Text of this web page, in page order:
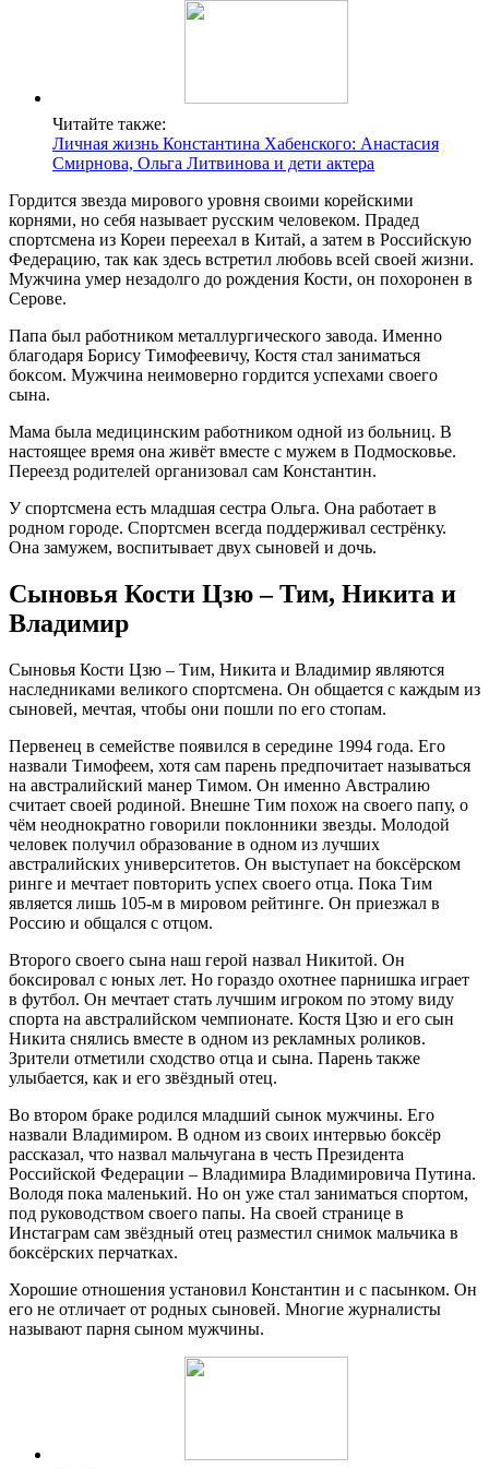
Читайте также:
Личная жизнь Константина Хабенского: Анастасия
Смирнова, Ольга Литвинова и дети актера
Гордится звезда мирового уровня своими корейскими
корнями, но себя называет русским человеком. Прадед
спортсмена из Кореи переехал в Китай, а затем в Российскую
Федерацию, так как здесь встретил любовь всей своей жизни.
Мужчина умер незадолго до рождения Кости, он похоронен в
Серове.
Папа был работником металлургического завода. Именно
благодаря Борису Тимофеевичу, Костя стал заниматься
боксом. Мужчина неимоверно гордится успехами своего
сына.
Мама была медицинским работником одной из больниц. В
настоящее время она живёт вместе с мужем в Подмосковье.
Переезд родителей организовал сам Константин.
У спортсмена есть младшая сестра Ольга. Она работает в
родном городе. Спортсмен всегда поддерживал сестрёнку.
Она замужем, воспитывает двух сыновей и дочь.
Сыновья Кости Цзю – Тим, Никита и
Владимир
Сыновья Кости Цзю – Тим, Никита и Владимир являются
наследниками великого спортсмена. Он общается с каждым из
сыновей, мечтая, чтобы они пошли по его стопам.
Первенец в семействе появился в середине 1994 года. Его
назвали Тимофеем, хотя сам парень предпочитает называться
на австралийский манер Тимом. Он именно Австралию
считает своей родиной. Внешне Тим похож на своего папу, о
чём неоднократно говорили поклонники звезды. Молодой
человек получил образование в одном из лучших
австралийских университетов. Он выступает на боксёрском
ринге и мечтает повторить успех своего отца. Пока Тим
является лишь 105-м в мировом рейтинге. Он приезжал в
Россию и общался с отцом.
Второго своего сына наш герой назвал Никитой. Он
боксировал с юных лет. Но гораздо охотнее парнишка играет
в футбол. Он мечтает стать лучшим игроком по этому виду
спорта на австралийском чемпионате. Костя Цзю и его сын
Никита снялись вместе в одном из рекламных роликов.
Зрители отметили сходство отца и сына. Парень также
улыбается, как и его звёздный отец.
Во втором браке родился младший сынок мужчины. Его
назвали Владимиром. В одном из своих интервью боксёр
рассказал, что назвал мальчугана в честь Президента
Российской Федерации – Владимира Владимировича Путина.
Володя пока маленький. Но он уже стал заниматься спортом,
под руководством своего папы. На своей странице в
Инстаграм сам звёздный отец разместил снимок мальчика в
боксёрских перчатках.
Хорошие отношения установил Константин и с пасынком. Он
его не отличает от родных сыновей. Многие журналисты
называют парня сыном мужчины.